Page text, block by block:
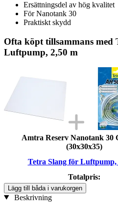
Ersättningsdel av hög kvalitet
För Nanotank 30
Praktiskt skydd
Ofta köpt tillsammans med
Luftpump, 2,50 m
Amtra Reserv Nanotank 30
(30x30x35)
Tetra Slang för Luftpump,
Totalpris:
Lägg till båda i varukorgen
Beskrivning